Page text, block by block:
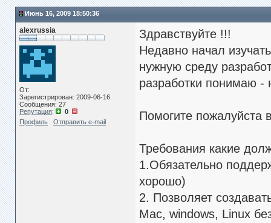
Июнь 16, 2009 18:50:36
alexrussia
От:
Зарегистрирован: 2009-06-16
Сообщения: 27
Репутация:
0
Профиль
Отправить e-mail
Здравствуйте !!!
Недавно начал
нужную среду
разработки понимаю
Помогите пожалуйста
Требования какие
1.Обязательно
хорошо)
2. Позволяет
Mac, windows, Linux